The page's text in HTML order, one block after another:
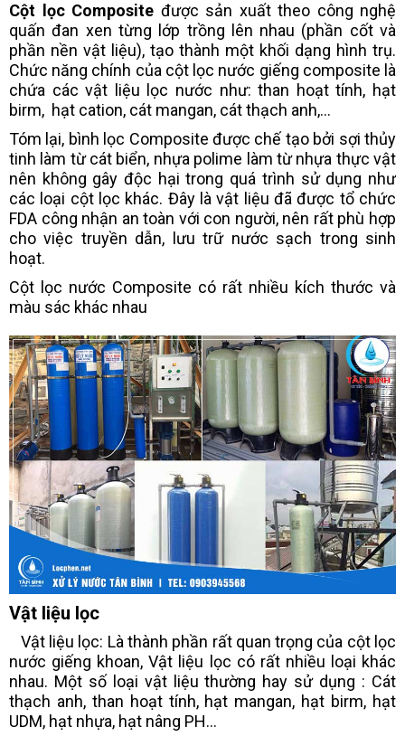
Cột lọc Composite được sản xuất theo công nghệ
quấn đan xen từng lớp trồng lên nhau (phần cốt và
phần nền vật liệu), tạo thành một khối dạng hình trụ.
Chức năng chính của cột lọc nước giếng composite là
chứa các vật liệu lọc nước như: than hoạt tính, hạt
birm, hạt cation, cát mangan, cát thạch anh,...
Tóm lại, bình lọc Composite được chế tạo bởi sợi thủy
tinh làm từ cát biển, nhựa polime làm từ nhựa thực vật
nên không gây độc hại trong quá trình sử dụng như
các loại cột lọc khác. Đây là vật liệu đã được tổ chức
FDA công nhận an toàn với con người, nên rất phù hợp
cho việc truyền dẫn, lưu trữ nước sạch trong sinh
hoạt.
Cột lọc nước Composite có rất nhiều kích thước và
màu sác khác nhau
Vật liệu lọc
Vật liệu lọc: Là thành phần rất quan trọng của cột lọc
nước giếng khoan, Vật liệu lọc có rất nhiều loại khác
nhau. Một số loại vật liệu thường hay sử dụng : Cát
thạch anh, than hoạt tính, hạt mangan, hạt birm, hạt
UDM, hạt nhựa, hạt nâng PH…